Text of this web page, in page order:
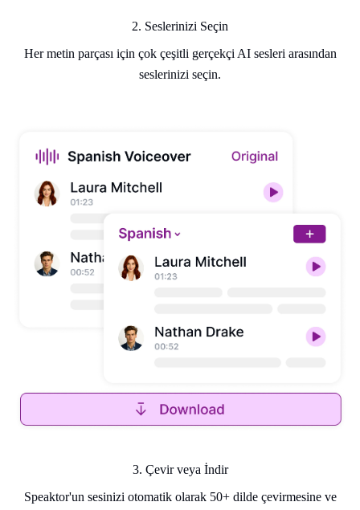
2. Seslerinizi Seçin
Her metin parçası için çok çeşitli gerçekçi AI sesleri arasından
seslerinizi seçin.
3. Çevir veya İndir
Speaktor'un sesinizi otomatik olarak 50+ dilde çevirmesine ve